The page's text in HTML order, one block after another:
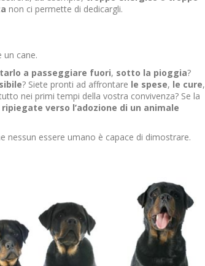
non ci permette di dedicargli.
cane.
a passeggiare fuori, sotto la pioggia?
? Siete pronti ad affrontare le spese, le cure,
nei primi tempi della vostra convivenza? Se la
ripiegate verso l’adozione di un animale
nessun essere umano è capace di dimostrare.